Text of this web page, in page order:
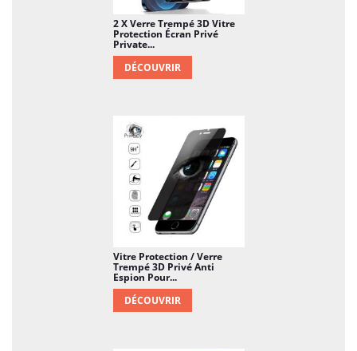
2 X Verre Trempé 3D Vitre
Protection Écran Privé
Private...
DÉCOUVRIR
Vitre Protection / Verre
Trempé 3D Privé Anti
Espion Pour...
DÉCOUVRIR